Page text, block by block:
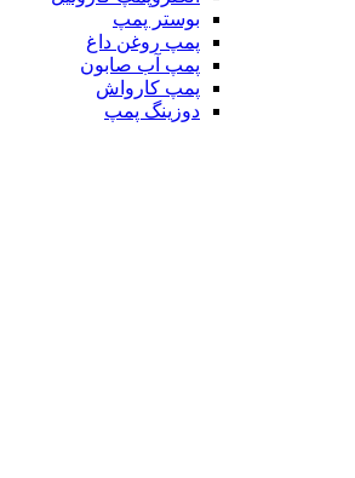
بوستر پمپ
پمپ روغن داغ
پمپ آب صابون
پمپ کارواش
دوزینگ پمپ